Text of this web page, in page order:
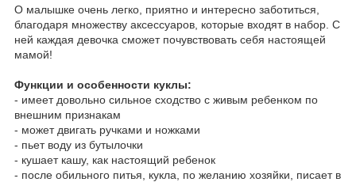
О малышке очень легко, приятно и интересно заботиться,
благодаря множеству аксессуаров, которые входят в набор. С
ней каждая девочка сможет почувствовать себя настоящей
мамой!
Функции и особенности куклы:
- имеет довольно сильное сходство с живым ребенком по
внешним признакам
- может двигать ручками и ножками
- пьет воду из бутылочки
- кушает кашу, как настоящий ребенок
- после обильного питья, кукла, по желанию хозяйки, писает в